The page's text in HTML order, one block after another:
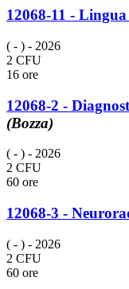
12068-11 -
( - ) - 2026
2 CFU
16 ore
12068-2 -
(Bozza)
( - ) - 2026
2 CFU
60 ore
12068-3 -
( - ) - 2026
2 CFU
60 ore